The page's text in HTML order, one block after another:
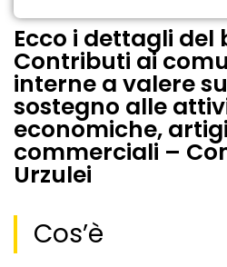
Ecco i dettagli del
Contributi ai
interne a valere
sostegno alle
economiche,
commerciali –
Urzulei
Cos’è